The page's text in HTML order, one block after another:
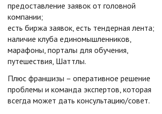
предоставление заявок от головной
компании;
есть биржа заявок, есть тендерная лента;
наличие клуба единомышленников,
марафоны, порталы для обучения,
путешествия, Шаттлы.
Плюс франшизы – оперативное решение
проблемы и команда экспертов, которая
всегда может дать консультацию/совет.